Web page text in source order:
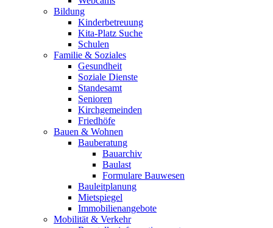
Bildung
Kinderbetreuung
Kita-Platz Suche
Schulen
Familie & Soziales
Gesundheit
Soziale Dienste
Standesamt
Senioren
Kirchgemeinden
Friedhöfe
Bauen & Wohnen
Bauberatung
Bauarchiv
Baulast
Formulare Bauwesen
Bauleitplanung
Mietspiegel
Immobilienangebote
Mobilität & Verkehr